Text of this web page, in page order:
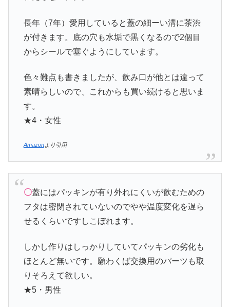
長年（7年）愛用していると蓋の細ーい溝に茶渋
が付きます。底の穴も水垢で黒くなるので2個目
からシールで塞ぐようにしています。
色々難点も書きましたが、飲み口が他とは違って
素晴らしいので、これからも買い続けると思いま
す。
★4・女性
Amazonより引用
〇蓋にはパッキンが有り外れにくいが飲むための
フタは密閉されていないのでやや温度変化を遅ら
せるくらいですしこぼれます。
しかし作りはしっかりしていてパッキンの劣化も
ほとんど無いです。願わくば交換用のパーツも取
りそろえて欲しい。
★5・男性